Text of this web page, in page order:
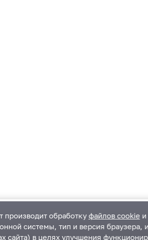
производит обработку файлов cookie
системы, тип и версия браузера,
сайта) в целях улучшения